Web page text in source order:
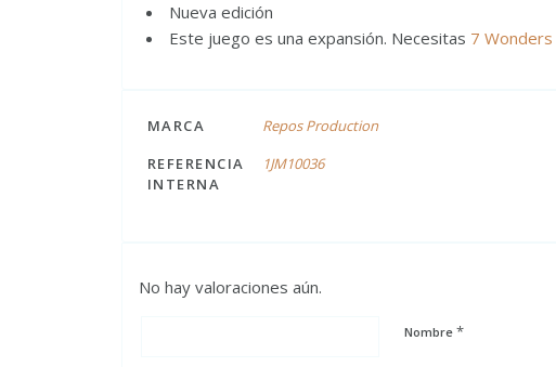
Nueva edición
Este juego es una expansión. Necesitas 7 Wonders
MARCA
Repos Production
REFERENCIA
INTERNA
1JM10036
No hay valoraciones aún.
Nombre *